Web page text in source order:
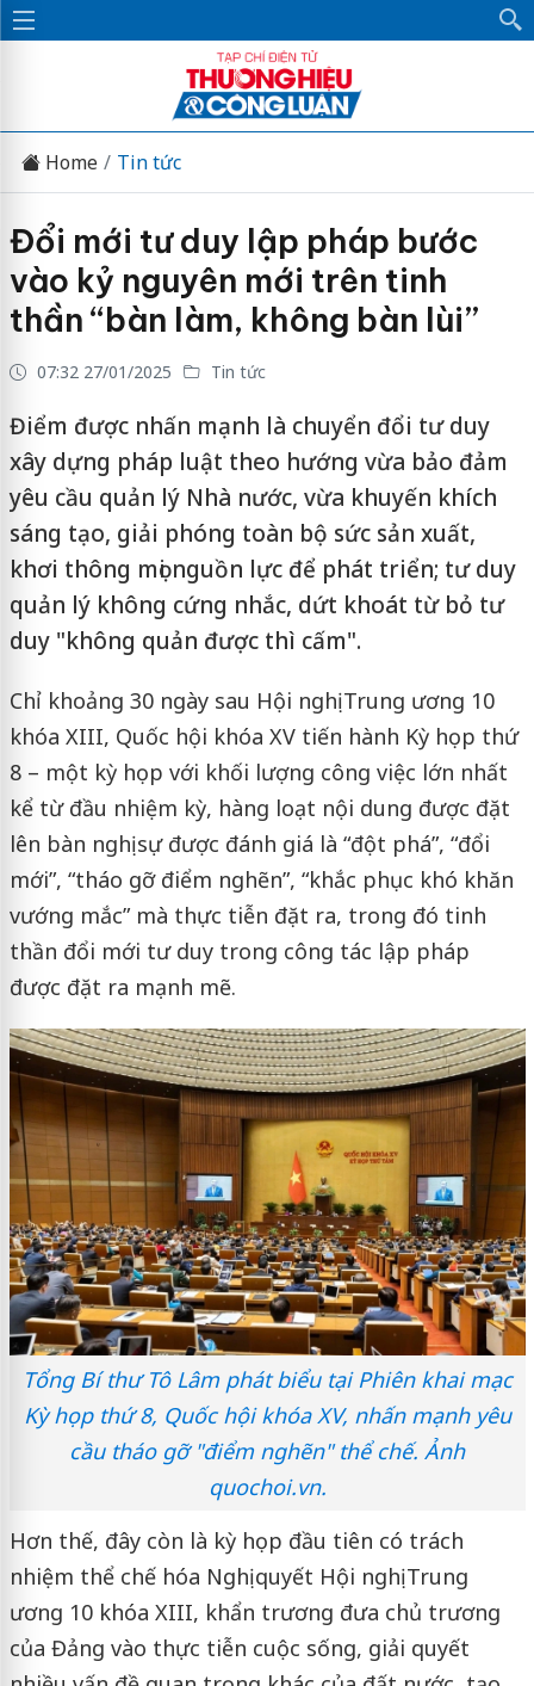
Home Tin tức
Đổi mới tư duy lập pháp bước
vào kỷ nguyên mới trên tinh
thần “bàn làm, không bàn lùi”
07:32 27/01/2025 Tin tức
Điểm được nhấn mạnh là chuyển đổi tư duy
xây dựng pháp luật theo hướng vừa bảo đảm
yêu cầu quản lý Nhà nước, vừa khuyến khích
sáng tạo, giải phóng toàn bộ sức sản xuất,
khơi thông mọi nguồn lực để phát triển; tư duy
quản lý không cứng nhắc, dứt khoát từ bỏ tư
duy "không quản được thì cấm".
Chỉ khoảng 30 ngày sau Hội nghị Trung ương 10
khóa XIII, Quốc hội khóa XV tiến hành Kỳ họp thứ
8 – một kỳ họp với khối lượng công việc lớn nhất
kể từ đầu nhiệm kỳ, hàng loạt nội dung được đặt
lên bàn nghị sự được đánh giá là “đột phá”, “đổi
mới”, “tháo gỡ điểm nghẽn”, “khắc phục khó khăn
vướng mắc” mà thực tiễn đặt ra, trong đó tinh
thần đổi mới tư duy trong công tác lập pháp
được đặt ra mạnh mẽ.
Tổng Bí thư Tô Lâm phát biểu tại Phiên khai mạc
Kỳ họp thứ 8, Quốc hội khóa XV, nhấn mạnh yêu
cầu tháo gỡ "điểm nghẽn" thể chế. Ảnh
quochoi.vn.
Hơn thế, đây còn là kỳ họp đầu tiên có trách
nhiệm thể chế hóa Nghị quyết Hội nghị Trung
ương 10 khóa XIII, khẩn trương đưa chủ trương
của Đảng vào thực tiễn cuộc sống, giải quyết